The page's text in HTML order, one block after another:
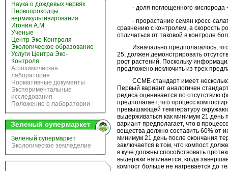
Наука о дождевых червях
Первопроходцы
вермикультивирования
Игонин А.М.
Ученые
Центр Эко-Контроля
Экологическое образование
Услуги Центра Эко-
Контроля
Агрохимическая
лаборатория
Нормативные документы
Экспериментальные
исследования
Положение о лаборатории
Зеленый супермаркет
Зеленый супермаркет
Экологическое земледелие
- доля поглощенного кислорода
- прорастание семян кресс-
сравнению с контролем, а скорость
отличаться от таковой в контроле
Изначально предполагалось, что
25, должен демонстрировать
рост растений. Поскольку
предложено исключить из трех
CCME-стандарт имеет несколько
Первый вариант аналогичен
редиса оценивается по отсутствию
предполагает, что процесс
превышающей температуру
выдерживаться как минимум 21 день
вариант предполагает, что в
вещества должно составить 60% от
минимум 21 день после окончания
заключается в том, что компост
в куче должны способствовать
выдержки начинается, когда
компост больше не нагревается до